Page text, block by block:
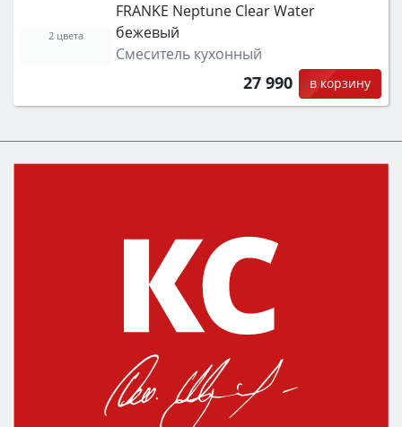
FRANKE Neptune Clear Water
бежевый
Смеситель кухонный
27 990 в корзину
2 цвета